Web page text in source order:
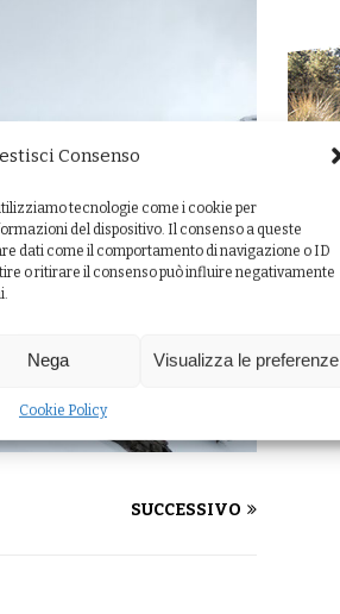
Consenso
tecnologie come i cookie per
del dispositivo. Il consenso a queste
dati come il comportamento di navigazione o ID
o ritirare il consenso può influire negativamente
Nega Visualizza le preferenze
Cookie Policy
SUCCESSIVO